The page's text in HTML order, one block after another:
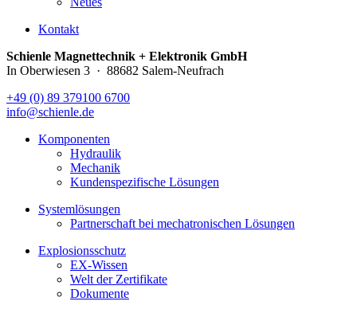
Kontakt
Schienle Magnettechnik + Elektronik GmbH
In Oberwiesen 3 · 88682 Salem-Neufrach
+49 (0) 89 379100 6700
info@schienle.de
Komponenten
Hydraulik
Mechanik
Kundenspezifische Lösungen
Systemlösungen
Partnerschaft bei mechatronischen Lösungen
Explosionsschutz
EX-Wissen
Welt der Zertifikate
Dokumente